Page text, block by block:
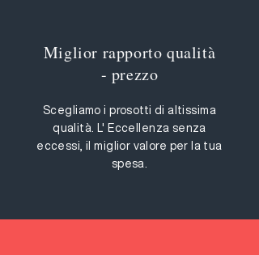
Miglior rapporto qualità
- prezzo
Scegliamo i prosotti di altissima
qualità. L' Eccellenza senza
eccessi, il miglior valore per la tua
spesa.